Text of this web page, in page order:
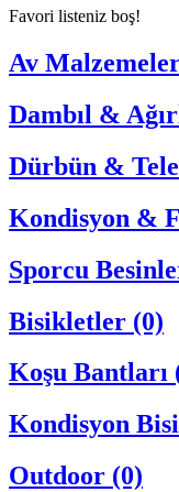
Favori listeniz boş!
Av
Dambıl &
Dürbün &
Kondisyon &
Sporcu
Bisikletler (0)
Koşu Bantları
Kondisyon
Outdoor (0)